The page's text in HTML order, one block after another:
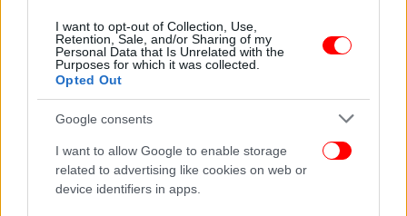
I want to opt-out of Collection, Use,
Retention, Sale, and/or Sharing of my
Personal Data that Is Unrelated with the
Purposes for which it was collected.
Opted Out
Google consents
I want to allow Google to enable storage
related to advertising like cookies on web or
device identifiers in apps.
με ανώτατο όριο καλεσμένων τα 100 άτομα.
Αρση lockdown: Πώς θα πάμε στα νησιά -Πώς θα γίνονται οι
ΕΛΛΑΔΑ 12/05/2021 18:38